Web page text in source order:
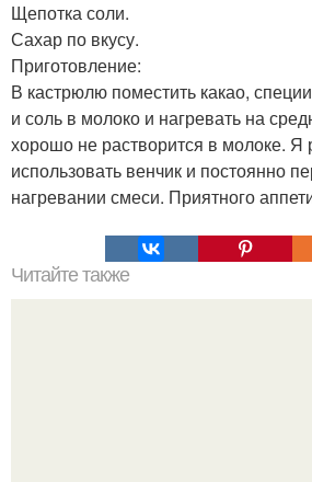
Щепотка соли.
Сахар по вкусу.
Приготовление:
В кастрюлю поместить какао,
и соль в молоко и нагревать на
хорошо не растворится в молоке. Я
использовать венчик и постоянно
нагревании смеси. Приятного
Читайте также